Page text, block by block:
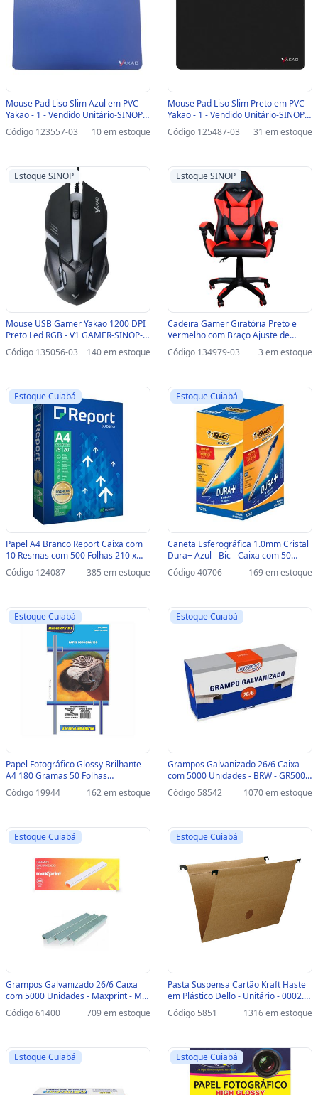
Mouse Pad Liso Slim Azul em PVC
Yakao - 1 - Vendido Unitário-SINOP-
03 - 1
Código 123557-03 10 em estoque
Mouse Pad Liso Slim Preto em PVC
Yakao - 1 - Vendido Unitário-SINOP-
03 - 1
Código 125487-03 31 em estoque
Estoque SINOP
Mouse USB Gamer Yakao 1200 DPI
Preto Led RGB - V1 GAMER-SINOP-
03 - V1 GAMER
Código 135056-03 140 em estoque
Estoque SINOP
Cadeira Gamer Giratória Preto e
Vermelho com Braço Ajuste de
Altura e Encosto Reclinável Yakao -
GC-007-Red-SINOP-03 - GC-007-RED
Código 134979-03 3 em estoque
Estoque Cuiabá
Papel A4 Branco Report Caixa com
10 Resmas com 500 Folhas 210 x
297 75 Gramas -
20088997/20091915 -
Código 124087 385 em estoque
Estoque Cuiabá
Caneta Esferográfica 1.0mm Cristal
Dura+ Azul - Bic - Caixa com 50
Unidades - 067164 - 067164
Código 40706 169 em estoque
Estoque Cuiabá
Papel Fotográfico Glossy Brilhante
A4 180 Gramas 50 Folhas
Masterprint - 302010004 -
302010004
Código 19944 162 em estoque
Estoque Cuiabá
Grampos Galvanizado 26/6 Caixa
com 5000 Unidades - BRW - GR5000
- GR5000
Código 58542 1070 em estoque
Estoque Cuiabá
Grampos Galvanizado 26/6 Caixa
com 5000 Unidades - Maxprint - MX-
S26G - 712094 - 712094
Código 61400 709 em estoque
Estoque Cuiabá
Pasta Suspensa Cartão Kraft Haste
em Plástico Dello - Unitário - 0002.X
- 0002.X.0050.2
Código 5851 1316 em estoque
Estoque Cuiabá Estoque Cuiabá